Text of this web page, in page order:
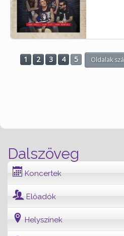
Dalszöveg
Koncertek
Előadók
Helyszínek
1 2 3 4 5 Oldalak